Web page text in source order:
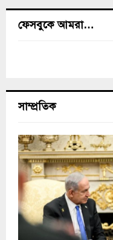
ফেসবুকে আমরা…
সাম্প্রতিক